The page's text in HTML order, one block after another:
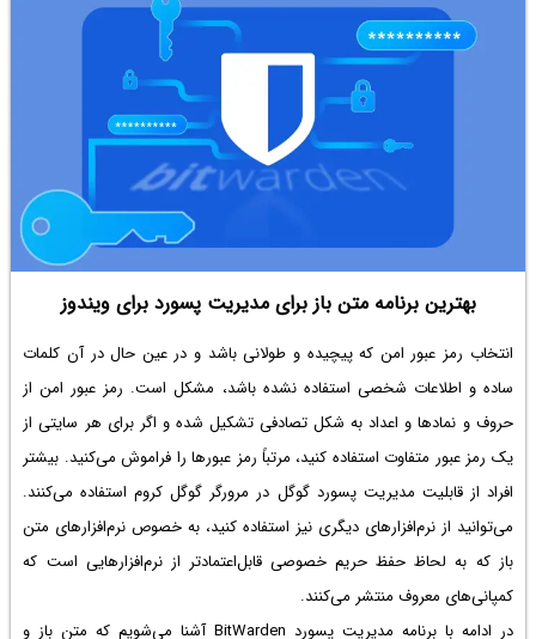
بهترین برنامه متن باز برای مدیریت پسورد برای ویندوز
انتخاب رمز عبور امن که پیچیده و طولانی باشد و در عین حال در آن کلمات
ساده و اطلاعات شخصی استفاده نشده باشد، مشکل است. رمز عبور امن از
حروف و نمادها و اعداد به شکل تصادفی تشکیل شده و اگر برای هر سایتی از
یک رمز عبور متفاوت استفاده کنید، مرتباً رمز عبورها را فراموش می‌کنید. بیشتر
افراد از قابلیت مدیریت پسورد گوگل در مرورگر گوگل کروم استفاده می‌کنند.
می‌توانید از نرم‌افزارهای دیگری نیز استفاده کنید، به خصوص نرم‌افزارهای متن
باز که به لحاظ حفظ حریم خصوصی قابل‌اعتمادتر از نرم‌افزارهایی است که
کمپانی‌های معروف منتشر می‌کنند.
در ادامه با برنامه مدیریت پسورد BitWarden آشنا می‌شویم که متن باز و